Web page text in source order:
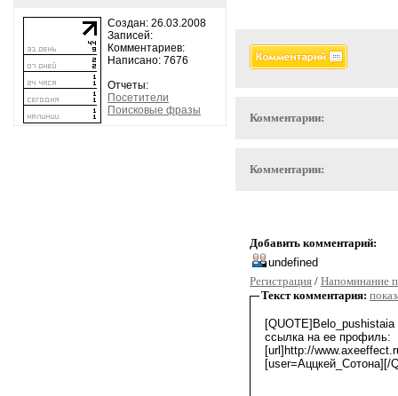
Создан: 26.03.2008
Записей:
Комментариев:
Написано: 7676
Отчеты:
Посетители
Поисковые фразы
Комментарии:
Комментарии:
Добавить комментарий:
Регистрация / Напоминание
Текст комментария: